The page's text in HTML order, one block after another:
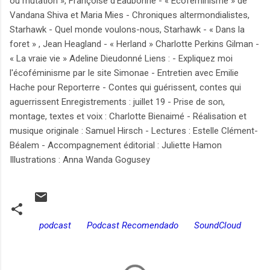
Vandana Shiva et Maria Mies - Chroniques altermondialistes,
Starhawk - Quel monde voulons-nous, Starhawk - « Dans la
foret » , Jean Heagland - « Herland » Charlotte Perkins Gilman -
« La vraie vie » Adeline Dieudonné Liens : - Expliquez moi
l'écoféminisme par le site Simonae - Entretien avec Emilie
Hache pour Reporterre - Contes qui guérissent, contes qui
aguerrissent Enregistrements : juillet 19 - Prise de son,
montage, textes et voix : Charlotte Bienaimé - Réalisation et
musique originale : Samuel Hirsch - Lectures : Estelle Clément-
Béalem - Accompagnement éditorial : Juliette Hamon
Illustrations : Anna Wanda Gogusey
podcast Podcast Recomendado SoundCloud